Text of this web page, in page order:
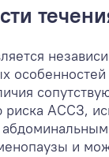
риска АССЗ,
и